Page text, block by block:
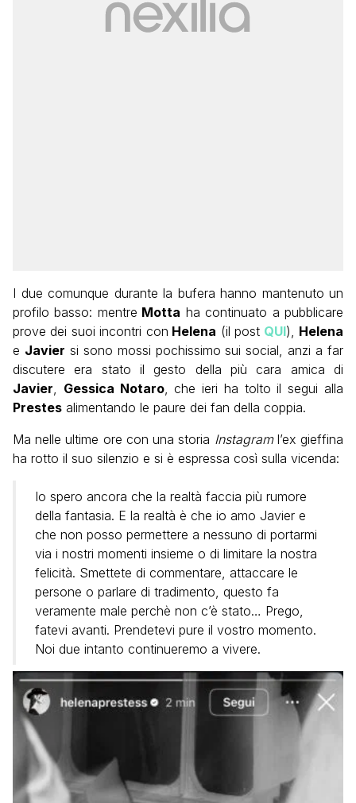
I due comunque durante la bufera hanno mantenuto un
profilo basso: mentre Motta ha continuato a pubblicare
prove dei suoi incontri con Helena (il post QUI), Helena
e Javier si sono mossi pochissimo sui social, anzi a far
discutere era stato il gesto della più cara amica di
Javier
Gessica Notaro, che ieri ha tolto il segui alla
Prestes alimentando le paure dei fan della coppia.
Ma nelle ultime ore con una storia Instagraml’ex gieffina
ha rotto il suo silenzio e si è espressa così sulla vicenda:
Io spero ancora che la realtà faccia più rumore
della fantasia. E la realtà è che io amo Javier e
che non posso permettere a nessuno di portarmi
via i nostri momenti insieme o di limitare la nostra
felicità. Smettete di commentare, attaccare le
persone o parlare di tradimento, questo fa
veramente male perchè non c’è stato… Prego,
fatevi avanti. Prendetevi pure il vostro momento.
Noi due intanto continueremo a vivere.